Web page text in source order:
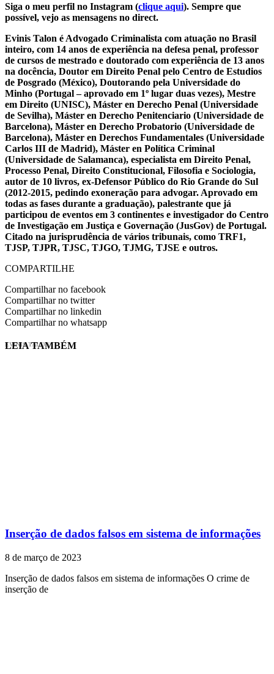
Siga o meu perfil no Instagram (clique aqui). Sempre que
possível, vejo as mensagens no direct.
Evinis Talon é Advogado Criminalista com atuação no Brasil
inteiro, com 14 anos de experiência na defesa penal, professor
de cursos de mestrado e doutorado com experiência de 13 anos
na docência, Doutor em Direito Penal pelo Centro de Estudios
de Posgrado (México), Doutorando pela Universidade do
Minho (Portugal – aprovado em 1º lugar duas vezes), Mestre
em Direito (UNISC), Máster en Derecho Penal (Universidade
de Sevilha), Máster en Derecho Penitenciario (Universidade de
Barcelona), Máster en Derecho Probatorio (Universidade de
Barcelona), Máster en Derechos Fundamentales (Universidade
Carlos III de Madrid), Máster en Política Criminal
(Universidade de Salamanca), especialista em Direito Penal,
Processo Penal, Direito Constitucional, Filosofia e Sociologia,
autor de 10 livros, ex-Defensor Público do Rio Grande do Sul
(2012-2015, pedindo exoneração para advogar. Aprovado em
todas as fases durante a graduação), palestrante que já
participou de eventos em 3 continentes e investigador do Centro
de Investigação em Justiça e Governação (JusGov) de Portugal.
Citado na jurisprudência de vários tribunais, como TRF1,
TJSP, TJPR, TJSC, TJGO, TJMG, TJSE e outros.
COMPARTILHE
Compartilhar no facebook
Compartilhar no twitter
Compartilhar no linkedin
Compartilhar no whatsapp
EVINIS TALON
LEIA TAMBÉM
Inserção de dados falsos em sistema de informações
8 de março de 2023
Inserção de dados falsos em sistema de informações O crime de
inserção de